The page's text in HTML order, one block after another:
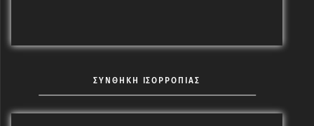
ΣΥΝΘΗΚΗ ΙΣΟΡΡΟΠΙΑΣ